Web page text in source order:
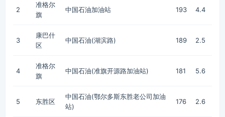
2
准格尔
旗
中国石油加油站 193 4.4
3
康巴什
区
中国石油(湖滨路) 189 2.5
4
准格尔
旗
中国石油(准旗开源路加油站) 181 5.6
5 东胜区
中国石油(鄂尔多斯东胜老公司加油
站)
176 2.6